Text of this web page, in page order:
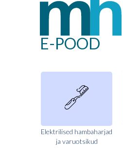
E-POOD
Elektrilised hambaharjad
ja varuotsikud